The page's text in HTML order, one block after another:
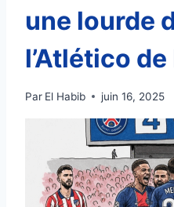
une lourde
l’Atlético
Par El Habib juin 16, 2025